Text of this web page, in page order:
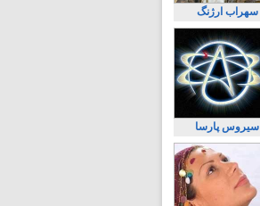
سهراب ارژنگ
سیروس پارسا